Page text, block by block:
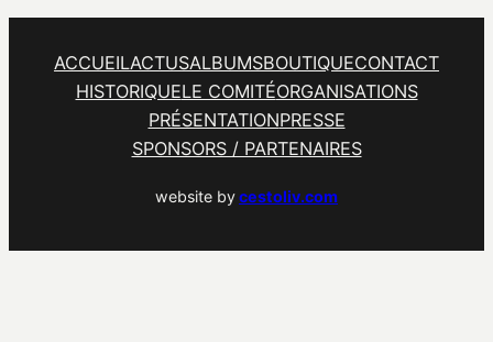
ACCUEILACTUSALBUMSBOUTIQUECONTACT
HISTORIQUELE COMITÉORGANISATIONS
PRÉSENTATIONPRESSE
SPONSORS / PARTENAIRES
website bycestoliv.com